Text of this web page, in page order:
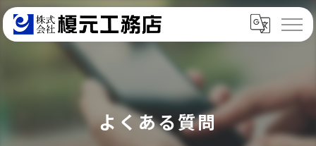
よくある質問